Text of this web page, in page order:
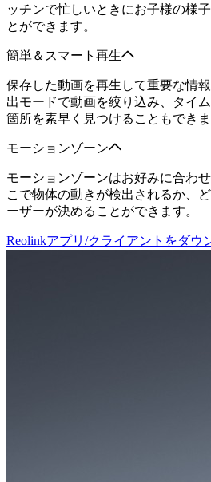
ッチンで忙しいときにお子様の様
とができます。
簡単＆スマート再生
保存した動画を再生して重要な情
出モードで動画を絞り込み、タイ
箇所を素早く見つけることもできま
モーションゾーン
モーションゾーンはお好みに合わ
こで物体の動きが検出されるか、
ーザーが決めることができます。
Reolinkアプリ/クライアントをダウ